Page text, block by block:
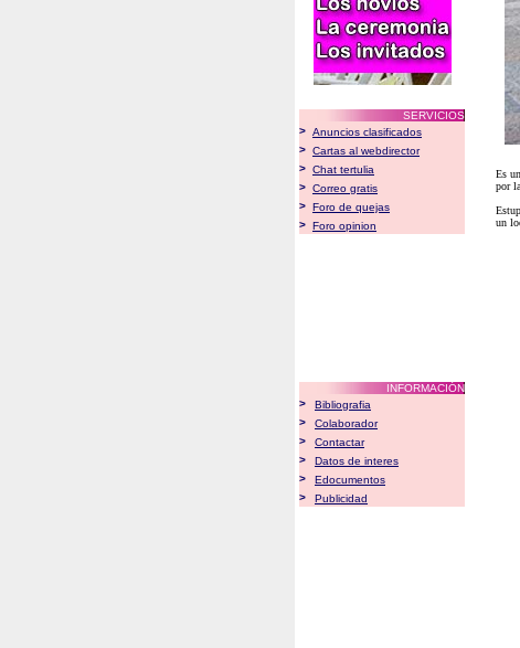
SERVICIOS
> Anuncios clasificados
> Cartas al webdirector
> Chat tertulia
> Correo gratis
> Foro de quejas
> Foro opinion
INFORMACIÓN
>
Bibliografia
>
Colaborador
>
Contactar
>
Datos de interes
>
Edocumentos
>
Publicidad
Es
por
un